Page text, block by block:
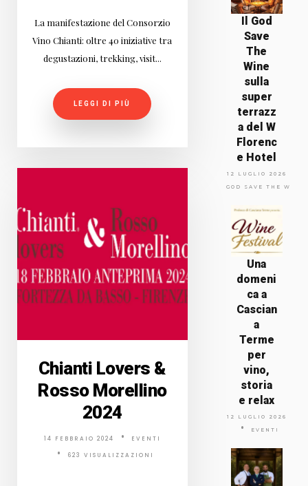
La manifestazione del Consorzio
Vino Chianti: oltre 40 iniziative tra
degustazioni, trekking, visit...
LEGGI DI PIÙ
Chianti Lovers &
Rosso Morellino
2024
14 FEBBRAIO 2024 EVENTI
623 VISUALIZZAZIONI
Il God
Save
The
Wine
sulla
super
terrazz
a del W
Florenc
e Hotel
12 LUGLIO 2026
GOD SAVE THE WINE
Una
domeni
ca a
Cascian
a
Terme
per
vino,
storia
e relax
12 LUGLIO 2026
EVENTI